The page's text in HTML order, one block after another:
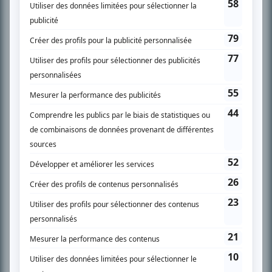
SUR LE RÉSEAU BIZZ MÉDIA
PLAN DU SITE
Accueil
Liste des oeuvres
Recherche avancée
À propos
Nous contacter
Termes et conditions
Politique de confidentialité
Gestion du consentement